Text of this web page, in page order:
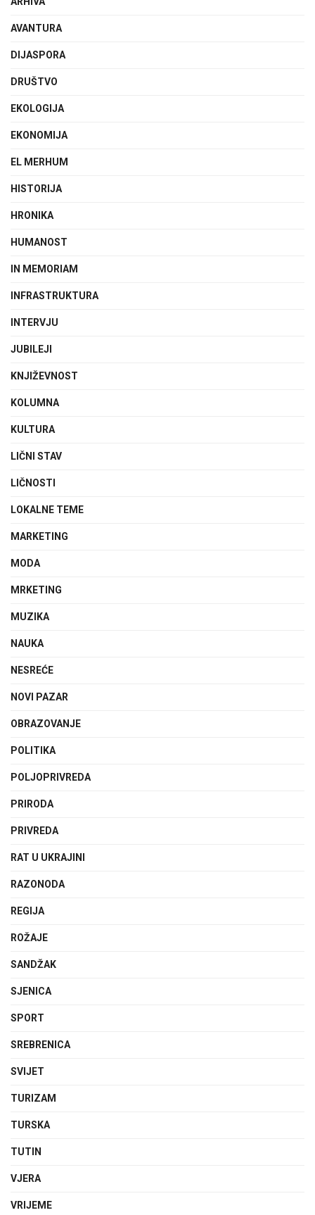
AVANTURA
DIJASPORA
DRUŠTVO
EKOLOGIJA
EKONOMIJA
EL MERHUM
HISTORIJA
HRONIKA
HUMANOST
IN MEMORIAM
INFRASTRUKTURA
INTERVJU
JUBILEJI
KNJIŽEVNOST
KOLUMNA
KULTURA
LIČNI STAV
LIČNOSTI
LOKALNE TEME
MARKETING
MODA
MRKETING
MUZIKA
NAUKA
NESREĆE
NOVI PAZAR
OBRAZOVANJE
POLITIKA
POLJOPRIVREDA
PRIRODA
PRIVREDA
RAT U UKRAJINI
RAZONODA
REGIJA
ROŽAJE
SANDŽAK
SJENICA
SPORT
SREBRENICA
SVIJET
TURIZAM
TURSKA
TUTIN
VJERA
VRIJEME